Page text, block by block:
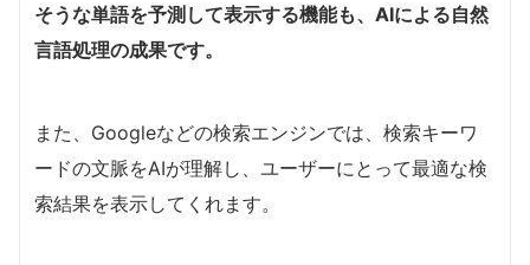
そうな単語を予測して表示する機能も、AIによる自然
言語処理の成果です。
また、Googleなどの検索エンジンでは、検索キーワ
ードの文脈をAIが理解し、ユーザーにとって最適な検
索結果を表示してくれます。